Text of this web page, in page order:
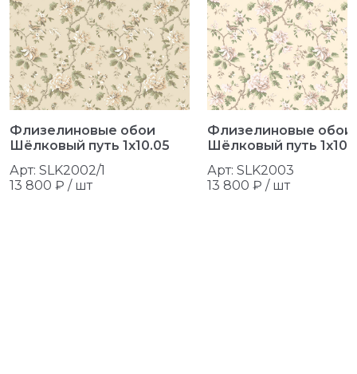
Флизелиновые обои
Шёлковый путь 1x10.05
Арт: SLK2002/1
13 800 ₽ / шт
Флизелиновые обои
Шёлковый путь
Арт: SLK2003
13 800 ₽ / шт